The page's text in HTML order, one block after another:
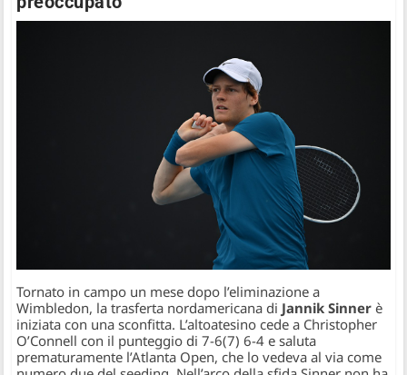
Tornato in campo un mese dopo l’eliminazione a
Wimbledon, la trasferta nordamericana di Jannik Sinner è
iniziata con una sconfitta. L’altoatesino cede a Christopher
O’Connell con il punteggio di 7-6(7) 6-4 e saluta
prematuramente l’Atlanta Open, che lo vedeva al via come